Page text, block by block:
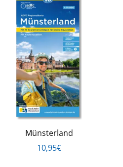
Münsterland
10,95€